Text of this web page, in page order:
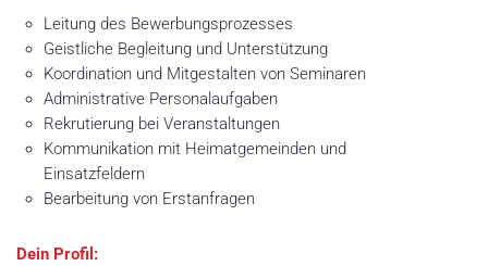
Leitung des Bewerbungsprozesses
Geistliche Begleitung und Unterstützung
Koordination und Mitgestalten von Seminaren
Administrative Personalaufgaben
Rekrutierung bei Veranstaltungen
Kommunikation mit Heimatgemeinden und
Einsatzfeldern
Bearbeitung von Erstanfragen
Dein Profil: